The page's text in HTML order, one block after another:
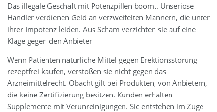
Das illegale Geschäft mit Potenzpillen boomt. Unseriöse
Händler verdienen Geld an verzweifelten Männern, die unter
ihrer Impotenz leiden. Aus Scham verzichten sie auf eine
Klage gegen den Anbieter.
Wenn Patienten natürliche Mittel gegen Erektionsstörung
rezeptfrei kaufen, verstoßen sie nicht gegen das
Arzneimittelrecht. Obacht gilt bei Produkten, von Anbietern,
die keine Zertifizierung besitzen. Kunden erhalten
Supplemente mit Verunreinigungen. Sie entstehen im Zuge